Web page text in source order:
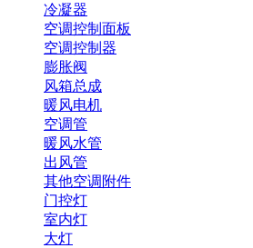
冷凝器
空调控制面板
空调控制器
膨胀阀
风箱总成
暖风电机
空调管
暖风水管
出风管
其他空调附件
门控灯
室内灯
大灯